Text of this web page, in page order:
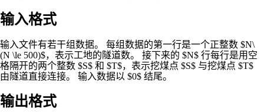
输入格式
输入文件有若干组数据。 每组数据的第一行是一个正整数 $N\
(N \le 500)$，表示工地的隧道数。 接下来的 $N$ 行每行是用空
格隔开的两个整数 $S$ 和 $T$，表示挖煤点 $S$ 与挖煤点 $T$
由隧道直接连接。 输入数据以 $0$ 结尾。
输出格式